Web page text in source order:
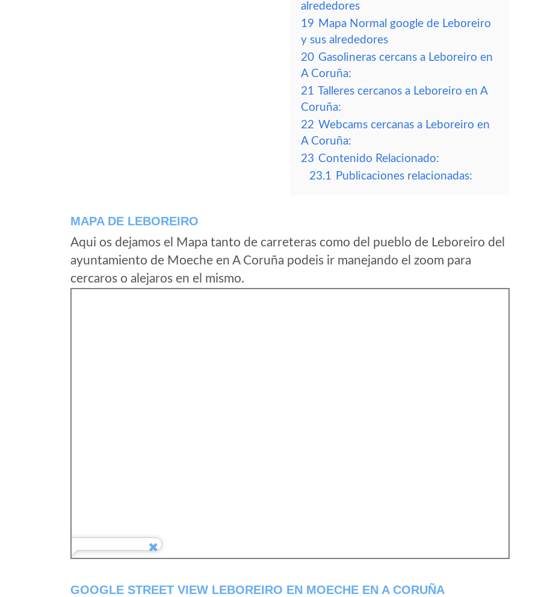
alrededores
19 Mapa Normal google de Leboreiro
y sus alrededores
20 Gasolineras cercans a Leboreiro en
A Coruña:
21 Talleres cercanos a Leboreiro en A
Coruña:
22 Webcams cercanas a Leboreiro en
A Coruña:
23 Contenido Relacionado:
23.1 Publicaciones relacionadas:
MAPA DE LEBOREIRO
Aqui os dejamos el Mapa tanto de carreteras como del pueblo de Leboreiro del
ayuntamiento de Moeche en A Coruña podeis ir manejando el zoom para
cercaros o alejaros en el mismo.
GOOGLE STREET VIEW LEBOREIRO EN MOECHE EN A CORUÑA